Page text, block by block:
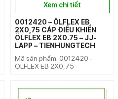
Xem chi tiết
0012420 – ÖLFLEX EB
2X0,75 CÁP ĐIỀU KHIỂN
ÖLFLEX EB 2X0.75 – JJ-
LAPP – TIENHUNGTECH
Mã sản phẩm: 0012420 -
ÖLFLEX EB 2X0,75